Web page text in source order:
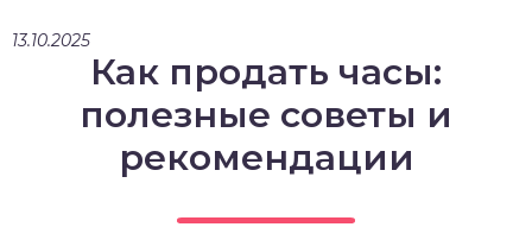
13.10.2025
Как продать часы:
полезные советы и
рекомендации